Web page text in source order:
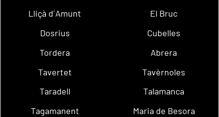
Lliçà d´Amunt
El Bruc
Dosrius
Cubelles
Tordera
Abrera
Tavertet
Tavèrnoles
Taradell
Talamanca
Tagamanent
Maria de Besora